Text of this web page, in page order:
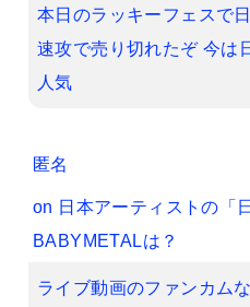
本日のラッキーフェスで
速攻で売り切れたぞ 今は
人気
匿名
on 日本アーティストの「
BABYMETALは？
ライブ動画のファンカム